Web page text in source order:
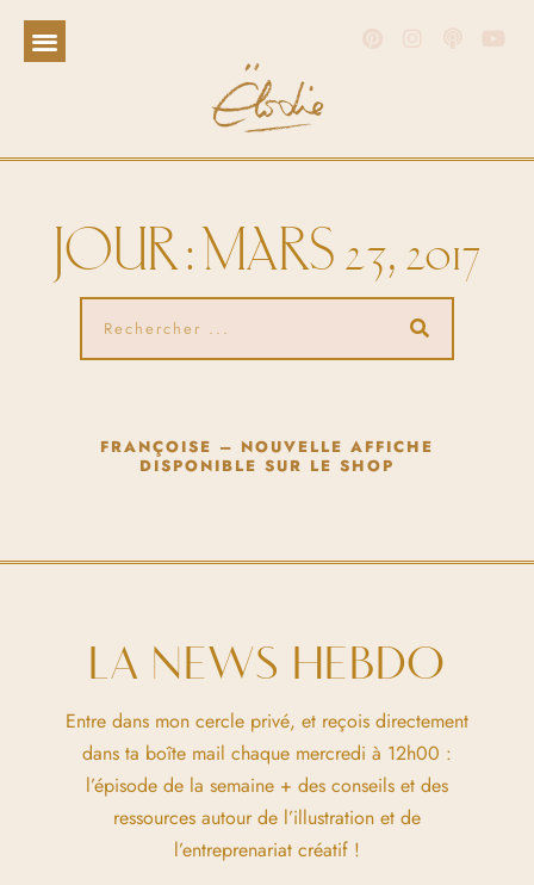
JOUR : MARS 23, 2017
FRANÇOISE – NOUVELLE AFFICHE
DISPONIBLE SUR LE SHOP
LA NEWS HEBDO
Entre dans mon cercle privé, et reçois directement
dans ta boîte mail chaque mercredi à 12h00 :
l’épisode de la semaine + des conseils et des
ressources autour de l’illustration et de
l’entreprenariat créatif !